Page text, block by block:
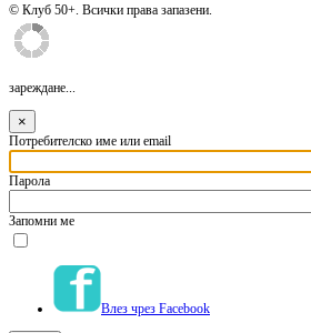
© Клуб 50+. Всички права запазени.
зареждане...
×
Потребителско име или email
Парола
Запомни ме
Влез чрез Facebook